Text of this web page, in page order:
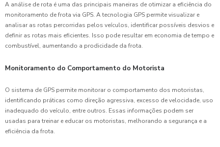
A análise de rota é uma das principais maneiras de otimizar a eficiência do
monitoramento de frota via GPS. A tecnologia GPS permite visualizar e
analisar as rotas percorridas pelos veículos, identificar possíveis desvios e
definir as rotas mais eficientes. Isso pode resultar em economia de tempo e
combustível, aumentando a prodicidade da frota.
Monitoramento do Comportamento do Motorista
O sistema de GPS permite monitorar o comportamento dos motoristas,
identificando práticas como direção agressiva, excesso de velocidade, uso
inadequado do veículo, entre outros. Essas informações podem ser
usadas para treinar e educar os motoristas, melhorando a segurança e a
eficiência da frota.